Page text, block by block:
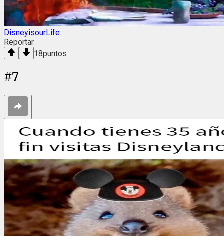
DisneyisourLife
Reportar
18puntos
#7